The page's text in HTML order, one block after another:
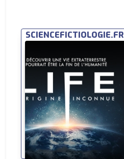
SCIENCEFICTIOLOGIE.FR